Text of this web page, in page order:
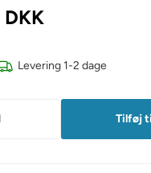
DKK
Levering 1-2 dage